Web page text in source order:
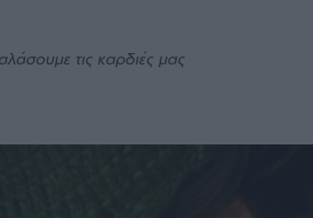
τις καρδιές μας